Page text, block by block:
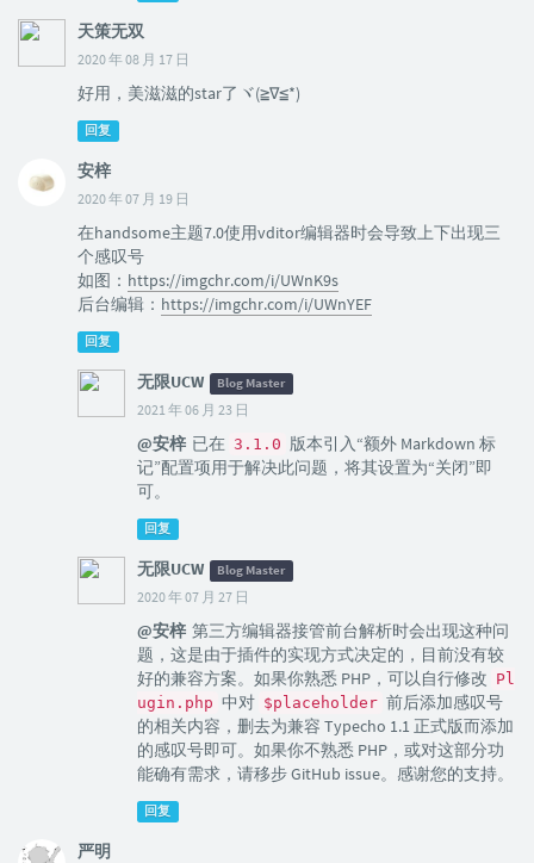
天策无双
2020 年 08 月 17 日
好用，美滋滋的star了ヾ(≧∇≦*)ゝ
回复
安梓
2020 年 07 月 19 日
在handsome主题7.0使用vditor编辑器时会导致上下出现三
个感叹号
如图： https://imgchr.com/i/UWnK9s
后台编辑： https://imgchr.com/i/UWnYEF
回复
无限UCW Blog Master
2021 年 06 月 23 日
@安梓 已在 3.1.0 版本引入“额外 Markdown 标
记”配置项用于解决此问题，将其设置为“关闭”即
可。
回复
无限UCW Blog Master
2020 年 07 月 27 日
@安梓 第三方编辑器接管前台解析时会出现这种问
题，这是由于插件的实现方式决定的，目前没有较
好的兼容方案。如果你熟悉 PHP，可以自行修改 Pl
ugin.php 中对 $placeholder 前后添加感叹号
的相关内容，删去为兼容 Typecho 1.1 正式版而添加
的感叹号即可。如果你不熟悉 PHP，或对这部分功
能确有需求，请移步 GitHub issue。感谢您的支持。
回复
严明